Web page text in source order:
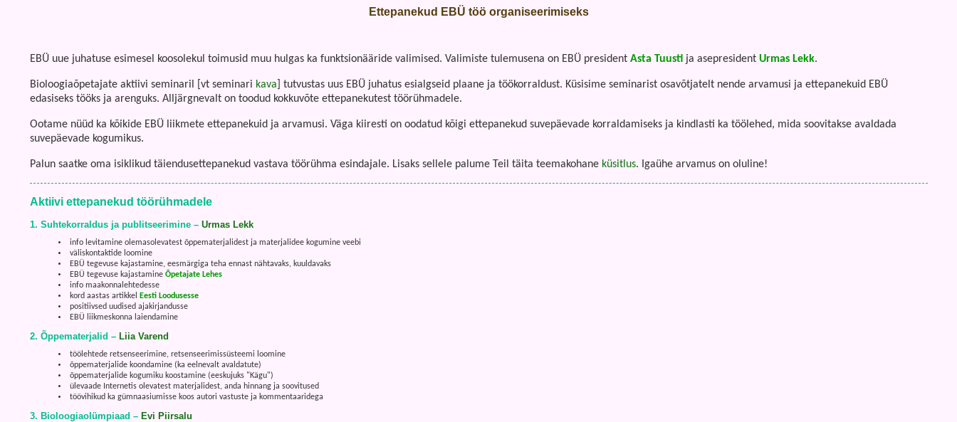
Ettepanekud EBÜ töö organiseerimiseks
EBÜ uue juhatuse esimesel koosolekul toimusid muu hulgas ka funktsionääride valimised. Valimiste tulemusena on EBÜ president Asta Tuustija asepresident Urmas Lekk.
Bioloogiaõpetajate aktiivi seminaril [vt seminari kava ] tutvustas uus EBÜ juhatus esialgseid plaane ja töökorraldust. Küsisime seminarist osavõtjatelt nende arvamusi ja ettepanekuid EBÜ
edasiseks tööks ja arenguks. Alljärgnevalt on toodud kokkuvõte ettepanekutest töörühmadele.
Ootame nüüd ka kõikide EBÜ liikmete ettepanekuid ja arvamusi. Väga kiiresti on oodatud kõigi ettepanekud suvepäevade korraldamiseks ja kindlasti ka töölehed, mida soovitakse avaldada
suvepäevade kogumikus.
Palun saatke oma isiklikud täiendusettepanekud vastava töörühma esindajale. Lisaks sellele palume Teil täita teemakohane küsitlus. Igaühe arvamus on oluline!
Aktiivi ettepanekud töörühmadele
1. Suhtekorraldus ja publitseerimine – Urmas Lekk
info levitamine olemasolevatest õppematerjalidest ja materjalidee kogumine veebi
väliskontaktide loomine
EBÜ tegevuse kajastamine, eesmärgiga teha ennast nähtavaks, kuuldavaks
EBÜ tegevuse kajastamine Õpetajate Lehes
info maakonnalehtedesse
kord aastas artikkel
Eesti Loodusesse
positiivsed uudised ajakirjandusse
EBÜ liikmeskonna laiendamine
2. Õppematerjalid – Liia Varend
töölehtede retsenseerimine, retsenseerimissüsteemi loomine
õppematerjalide koondamine (ka eelnevalt avaldatute)
õppematerjalide kogumiku koostamine (eeskujuks "Kägu")
ülevaade Internetis olevatest materjalidest, anda hinnang ja soovitused
töövihikud ka gümnaasiumisse koos autori vastuste ja kommentaaridega
3. Bioloogiaolümpiaad – Evi Piirsalu